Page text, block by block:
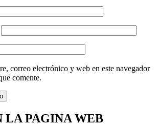
correo electrónico y web en este navegador
comente.
LA PAGINA WEB